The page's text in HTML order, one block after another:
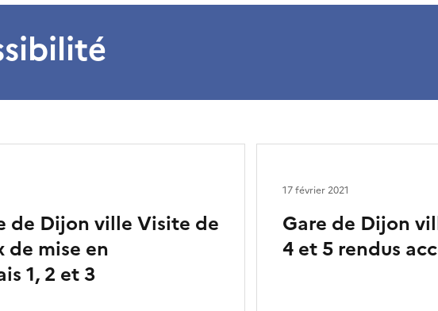
de Dijon ville Visite de
mise en
1, 2 et 3
Gare de Dijon
4 et 5 rendus
17 février 2021